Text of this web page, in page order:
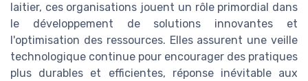
laitier, ces organisations jouent un rôle primordial dans
le développement de solutions innovantes et
l'optimisation des ressources. Elles assurent une veille
technologique continue pour encourager des pratiques
plus durables et efficientes, réponse inévitable aux